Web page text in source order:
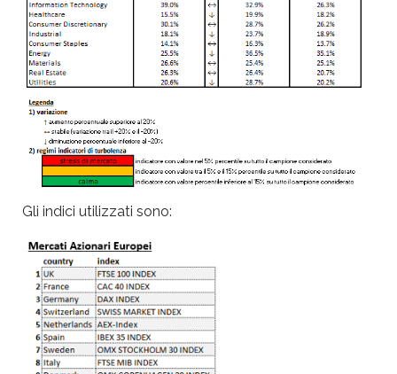
Gli indici utilizzati sono: